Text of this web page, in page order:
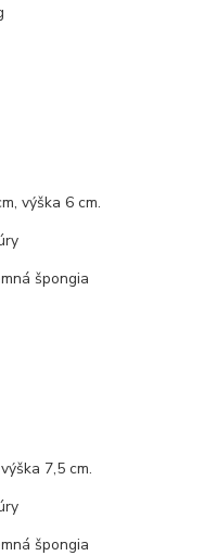
výška 6 cm.
špongia
7,5 cm.
špongia